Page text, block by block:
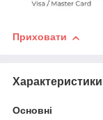
Приховати
Характеристики
Основні